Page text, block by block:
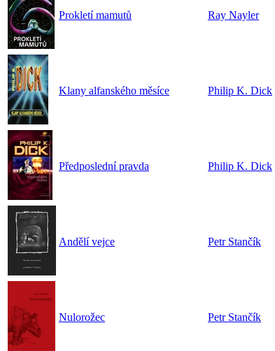
Prokletí mamutů Ray Nayler
Klany alfanského měsíce Philip K. Dick
Předposlední pravda Philip K. Dick
Andělí vejce Petr Stančík
Nulorožec Petr Stančík